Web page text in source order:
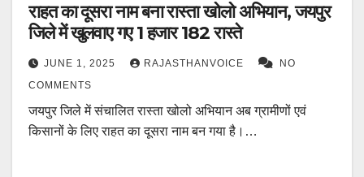
राहत का दूसरा नाम बना रास्ता खोलो अभियान, जयपुर
जिले में खुलवाए गए 1 हजार 182 रास्ते
JUNE 1, 2025 RAJASTHANVOICE
NO
COMMENTS
जयपुर जिले में संचालित रास्ता खोलो अभियान अब ग्रामीणों एवं
किसानों के लिए राहत का दूसरा नाम बन गया है।…